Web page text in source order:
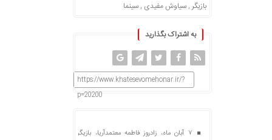
بازیگر ,سیاوش مفیدی ,سینما
به اشتراک بگذارید
https://www.khatesevomehonar.ir/?
p=20200
۷ آبان ماه، زادروز فاطمه معتمدآریا، بازیگر